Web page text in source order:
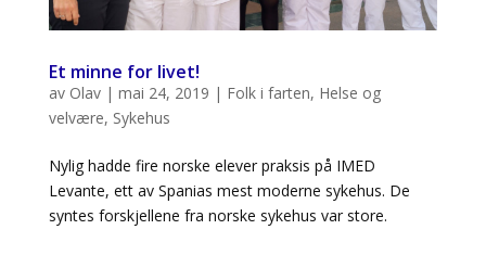
Et minne for livet!
av Olav| mai 24, 2019 | Folk i farten, Helse og
velvære, Sykehus
Nylig hadde fire norske elever praksis på IMED
Levante, ett av Spanias mest moderne sykehus. De
syntes forskjellene fra norske sykehus var store.